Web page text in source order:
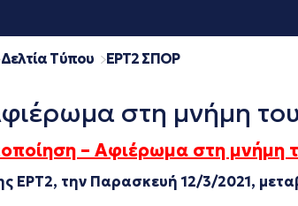
Δελτία Τύπου EΡΤ2 ΣΠΟΡ
στη μνήμη
– Αφιέρωμα στη μνήμη
ΕΡΤ2, την Παρασκευή 12/3/2021,